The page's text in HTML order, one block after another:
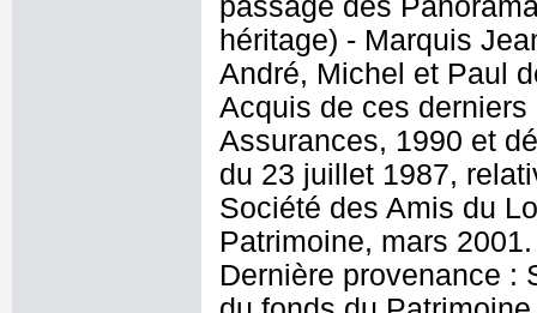
passage des
héritage) - Marquis
André, Michel et Paul
Acquis de ces
Assurances, 1990 et
du 23 juillet 1987,
Société des Amis du
Patrimoine, mars
Dernière provenance :